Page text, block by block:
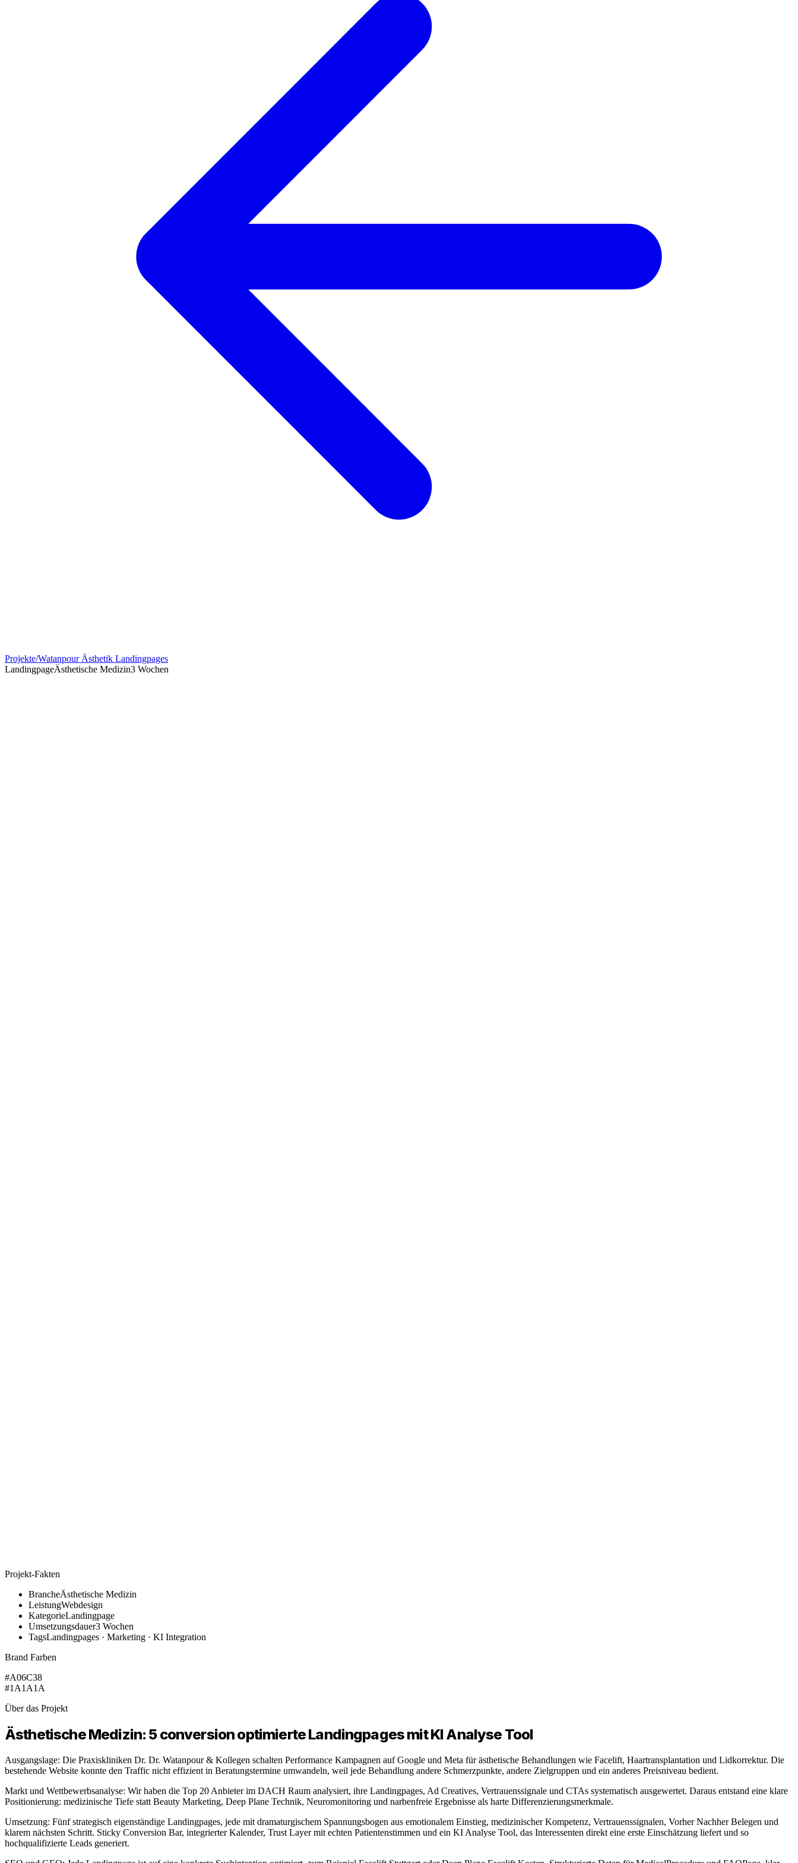
Projekte/Watanpour Ästhetik Landingpages
LandingpageÄsthetische Medizin3 Wochen
Projekt-Fakten
BrancheÄsthetische Medizin
LeistungWebdesign
KategorieLandingpage
Umsetzungsdauer3 Wochen
TagsLandingpages · Marketing · KI Integration
Brand Farben
#A06C38
#1A1A1A
Über das Projekt
Ästhetische Medizin: 5 conversion optimierte Landingpages mit KI Analyse Tool
Ausgangslage: Die Praxiskliniken Dr. Dr. Watanpour & Kollegen schalten Performance Kampagnen auf Google und Meta für ästhetische Behandlungen wie Facelift, Haartransplantation und Lidkorrektur. Die
bestehende Website konnte den Traffic nicht effizient in Beratungstermine umwandeln, weil jede Behandlung andere Schmerzpunkte, andere Zielgruppen und ein anderes Preisniveau bedient.
Markt und Wettbewerbsanalyse: Wir haben die Top 20 Anbieter im DACH Raum analysiert, ihre Landingpages, Ad Creatives, Vertrauenssignale und CTAs systematisch ausgewertet. Daraus entstand eine klare
Positionierung: medizinische Tiefe statt Beauty Marketing, Deep Plane Technik, Neuromonitoring und narbenfreie Ergebnisse als harte Differenzierungsmerkmale.
Umsetzung: Fünf strategisch eigenständige Landingpages, jede mit dramaturgischem Spannungsbogen aus emotionalem Einstieg, medizinischer Kompetenz, Vertrauenssignalen, Vorher Nachher Belegen und
klarem nächsten Schritt. Sticky Conversion Bar, integrierter Kalender, Trust Layer mit echten Patientenstimmen und ein KI Analyse Tool, das Interessenten direkt eine erste Einschätzung liefert und so
hochqualifizierte Leads generiert.